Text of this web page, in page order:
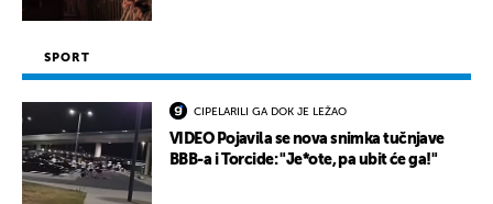
SPORT
CIPELARILI GA DOK JE LEŽAO
VIDEO Pojavila se nova snimka tučnjave
BBB-a i Torcide: "Je*ote, pa ubit će ga!"